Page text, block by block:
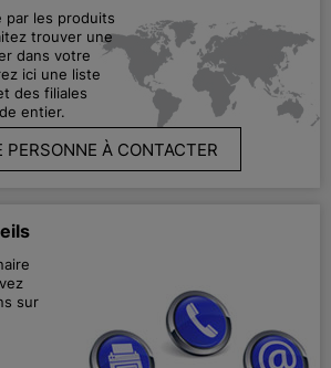
par les produits
trouver une
dans votre
ici une liste
des filiales
entier.
PERSONNE À CONTACTER
sur